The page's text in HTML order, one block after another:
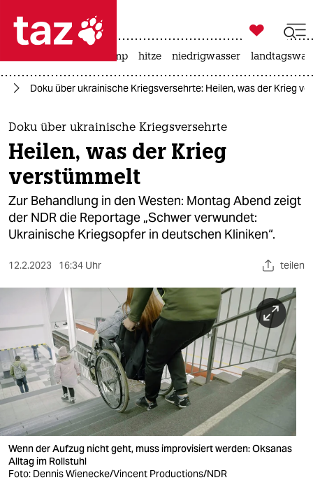
 taz zahl ich
taz zahl ich
themen
politik
öko
gesellschaft
sport
nord
wahrheit
verlag
verlag
veranstaltungen

taz zahl ich
usa unter trump hitze niedrigwasser
Doku über ukrainische Kriegsversehrte: Heilen, was der Krieg
Doku über ukrainische Kriegsversehrte
Heilen, was der Krieg
verstümmelt
Zur Behandlung in den Westen: Montag Abend zeigt
der NDR die Reportage „Schwer verwundet:
Ukrainische Kriegsopfer in deutschen Kliniken“.
12.2.2023 16:34 Uhr teilen
Wenn der Aufzug nicht geht, muss improvisiert werden: Oksanas
Alltag im Rollstuhl
Foto: Dennis Wienecke/Vincent Productions/NDR